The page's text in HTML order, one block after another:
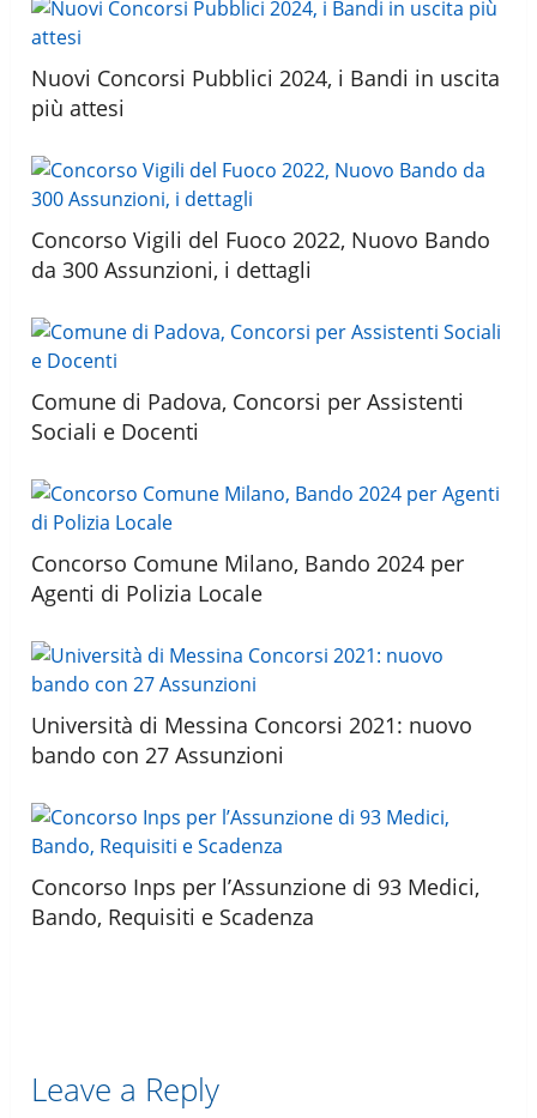
Nuovi Concorsi Pubblici 2024, i Bandi in uscita
più attesi
Concorso Vigili del Fuoco 2022, Nuovo Bando
da 300 Assunzioni, i dettagli
Comune di Padova, Concorsi per Assistenti
Sociali e Docenti
Concorso Comune Milano, Bando 2024 per
Agenti di Polizia Locale
Università di Messina Concorsi 2021: nuovo
bando con 27 Assunzioni
Concorso Inps per l’Assunzione di 93 Medici,
Bando, Requisiti e Scadenza
Leave a Reply